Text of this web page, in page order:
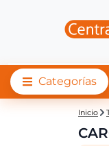
Categorías
Central
Inicio